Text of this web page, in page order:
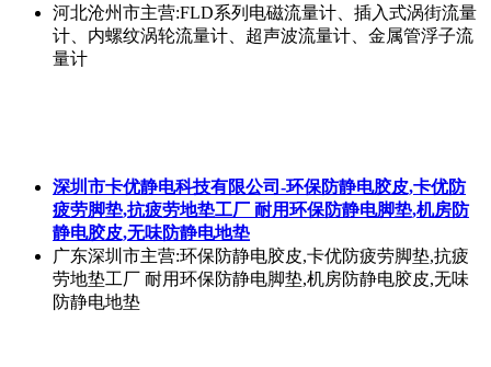
河北沧州市主营:FLD系列电磁流量计、插入式涡街流量
计、内螺纹涡轮流量计、超声波流量计、金属管浮子流
量计
深圳市卡优静电科技有限公司-环保防静电胶皮,卡优防
疲劳脚垫,抗疲劳地垫工厂 耐用环保防静电脚垫,机房防
静电胶皮,无味防静电地垫
广东深圳市主营:环保防静电胶皮,卡优防疲劳脚垫,抗疲
劳地垫工厂 耐用环保防静电脚垫,机房防静电胶皮,无味
防静电地垫